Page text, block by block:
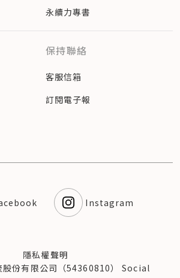
永續力專書
保持聯絡
客服信箱
訂閱電子報
Instagram
隱私權聲明
份有限公司（54360810） Social